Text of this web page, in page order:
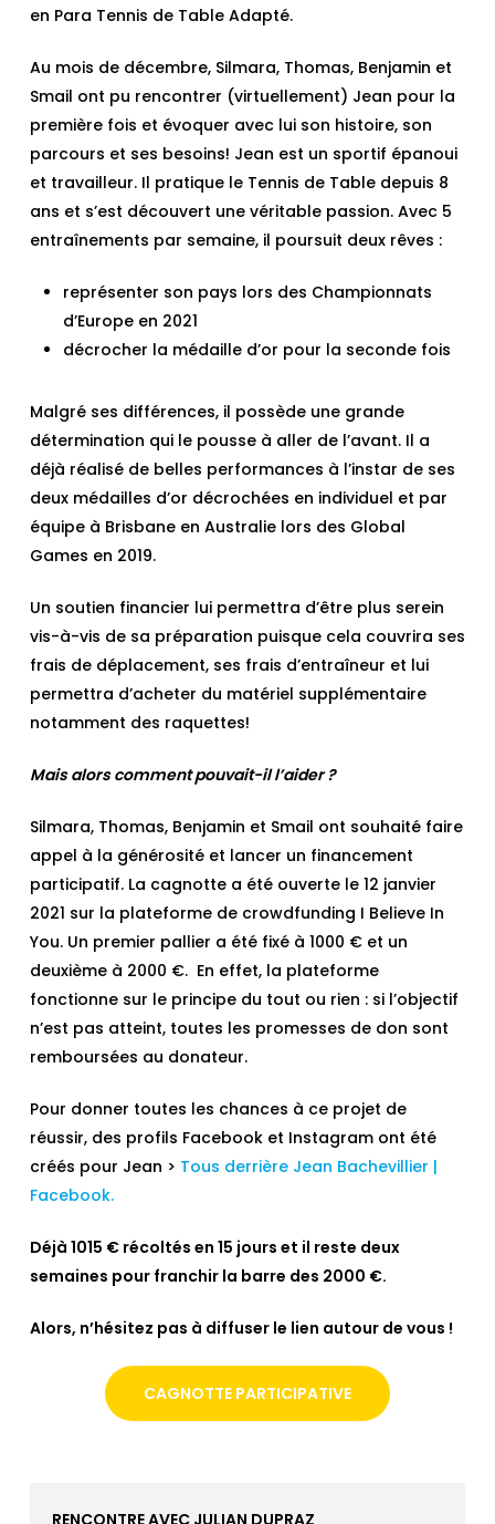
en Para Tennis de Table Adapté.
Au mois de décembre, Silmara, Thomas, Benjamin et
Smail ont pu rencontrer (virtuellement) Jean pour la
première fois et évoquer avec lui son histoire, son
parcours et ses besoins! Jean est un sportif épanoui
et travailleur. Il pratique le Tennis de Table depuis 8
ans et s’est découvert une véritable passion. Avec 5
entraînements par semaine, il poursuit deux rêves :
représenter son pays lors des Championnats
d’Europe en 2021
décrocher la médaille d’or pour la seconde fois
Malgré ses différences, il possède une grande
détermination qui le pousse à aller de l’avant. Il a
déjà réalisé de belles performances à l’instar de ses
deux médailles d’or décrochées en individuel et par
équipe à Brisbane en Australie lors des Global
Games en 2019.
Un soutien financier lui permettra d’être plus serein
vis-à-vis de sa préparation puisque cela couvrira ses
frais de déplacement, ses frais d’entraîneur et lui
permettra d’acheter du matériel supplémentaire
notamment des raquettes!
Mais alors comment pouvait-il l’aider ?
Silmara, Thomas, Benjamin et Smail ont souhaité faire
appel à la générosité et lancer un financement
participatif. La cagnotte a été ouverte le 12 janvier
2021 sur la plateforme de crowdfunding I Believe In
You. Un premier pallier a été fixé à 1000 € et un
deuxième à 2000 €. En effet, la plateforme
fonctionne sur le principe du tout ou rien : si l’objectif
n’est pas atteint, toutes les promesses de don sont
remboursées au donateur.
Pour donner toutes les chances à ce projet de
réussir, des profils Facebook et Instagram ont été
créés pour Jean > Tous derrière Jean Bachevillier |
Facebook.
Déjà 1015 € récoltés en 15 jours et il reste deux
semaines pour franchir la barre des 2000 €.
Alors, n’hésitez pas à diffuser le lien autour de vous !
CAGNOTTE PARTICIPATIVE